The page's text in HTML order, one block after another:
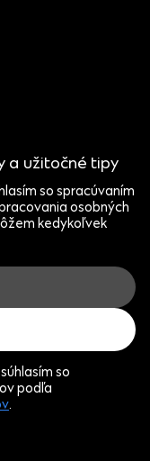
a užitočné tipy
so spracúvaním
osobných
kedykoľvek
so
podľa
.